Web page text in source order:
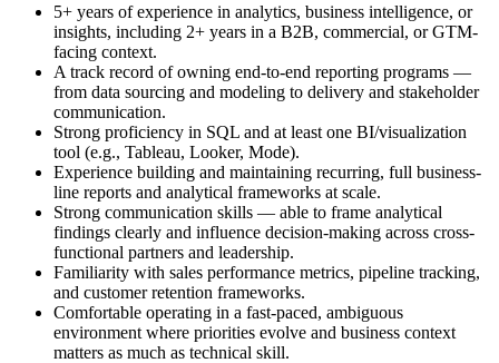
5+ years of experience in analytics, business intelligence, or
insights, including 2+ years in a B2B, commercial, or GTM-
facing context.
A track record of owning end-to-end reporting programs —
from data sourcing and modeling to delivery and stakeholder
communication.
Strong proficiency in SQL and at least one BI/visualization
tool (e.g., Tableau, Looker, Mode).
Experience building and maintaining recurring, full business-
line reports and analytical frameworks at scale.
Strong communication skills — able to frame analytical
findings clearly and influence decision-making across cross-
functional partners and leadership.
Familiarity with sales performance metrics, pipeline tracking,
and customer retention frameworks.
Comfortable operating in a fast-paced, ambiguous
environment where priorities evolve and business context
matters as much as technical skill.